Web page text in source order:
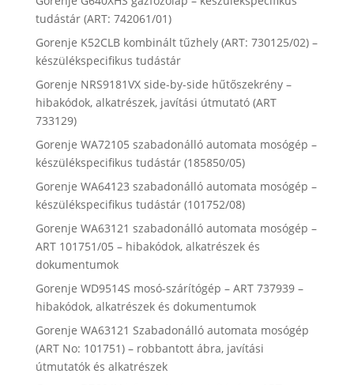
tudástár (ART: 742061/01)
Gorenje K52CLB kombinált tűzhely (ART: 730125/02) –
készülékspecifikus tudástár
Gorenje NRS9181VX side-by-side hűtőszekrény –
hibakódok, alkatrészek, javítási útmutató (ART
733129)
Gorenje WA72105 szabadonálló automata mosógép –
készülékspecifikus tudástár (185850/05)
Gorenje WA64123 szabadonálló automata mosógép –
készülékspecifikus tudástár (101752/08)
Gorenje WA63121 szabadonálló automata mosógép –
ART 101751/05 – hibakódok, alkatrészek és
dokumentumok
Gorenje WD9514S mosó-szárítógép – ART 737939 –
hibakódok, alkatrészek és dokumentumok
Gorenje WA63121 Szabadonálló automata mosógép
(ART No: 101751) – robbantott ábra, javítási
útmutatók és alkatrészek